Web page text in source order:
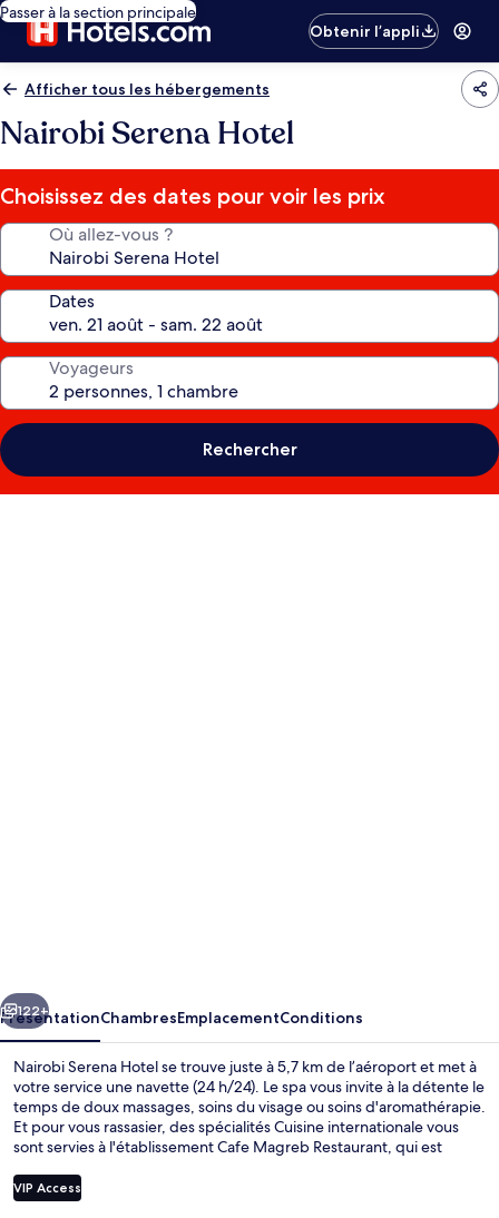
Passer à la section principale
Obtenir l’appli
Afficher tous les hébergements
Nairobi Serena Hotel
Choisissez des dates pour voir les prix
Où allez-vous ?
Dates
Voyageurs
Rechercher
Suivant
122+
PrésentationChambresEmplacementConditions
Nairobi Serena Hotel se trouve juste à 5,7 km de l’aéroport et met à
votre service une navette (24 h/24). Le spa vous invite à la détente le
temps de doux massages, soins du visage ou soins d'aromathérapie.
Et pour vous rassasier, des spécialités Cuisine internationale vous
sont servies à l'établissement Cafe Magreb Restaurant, qui est
hôtel de luxe abrite en outre 2 bars/lounges, une piscine extérieure
et un bar en bord de piscine. Les autres voyageurs sont séduits par
VIP Access